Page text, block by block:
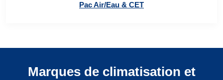
Pac Air/Eau & CET
Marques de climatisation et